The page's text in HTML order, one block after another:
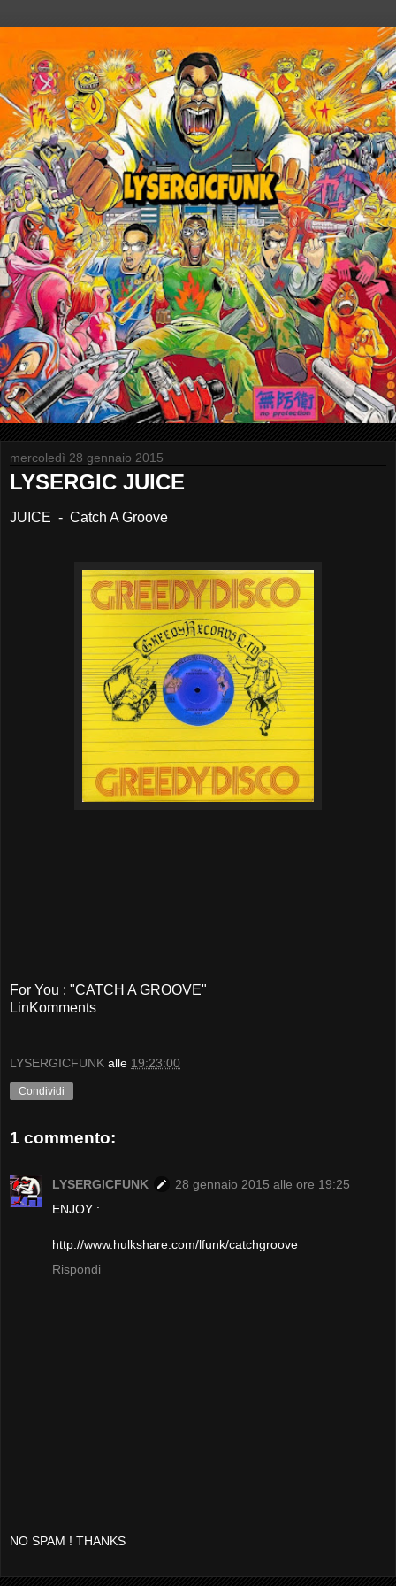
mercoledì 28 gennaio 2015
LYSERGIC JUICE
JUICE - Catch A Groove
For You : "CATCH A GROOVE"
LinKomments
LYSERGICFUNK alle 19:23:00
Condividi
1 commento:
LYSERGICFUNK
28 gennaio 2015 alle ore 19:25
ENJOY :
http://www.hulkshare.com/lfunk/catchgroove
Rispondi
NO SPAM ! THANKS